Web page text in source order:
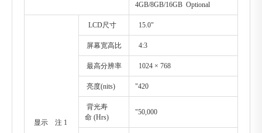
4GB/8GB/16GB Optional
显示 注 1
LCD尺寸 15.0"
屏幕宽高比 4:3
最高分辨率 1024 × 768
亮度(nits) "420
背光寿
命 (Hrs)
"50,000